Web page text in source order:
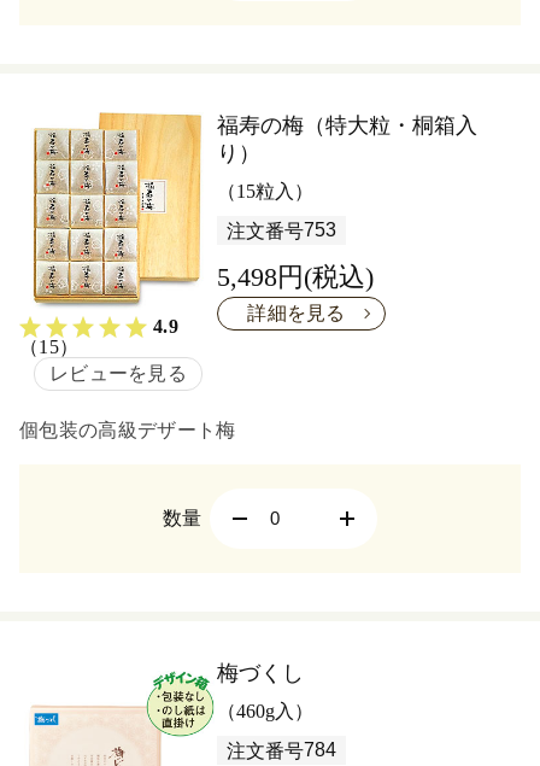
4.9
（15）
レビューを見る
福寿の梅（特大粒・桐箱入
り）
（15粒入）
注文番号753
5,498円(税込)
詳細を見る
個包装の高級デザート梅
数量
梅づくし
（460g入）
注文番号784